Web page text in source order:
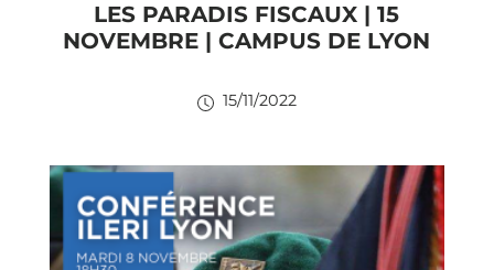
LES PARADIS FISCAUX | 15
NOVEMBRE | CAMPUS DE LYON
15/11/2022